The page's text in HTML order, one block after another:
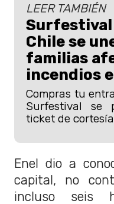
LEER TAMBIÉN
Surfestival
Chile se
familias
incendios
Compras tu
Surfestival se
ticket de
Enel dio a
capital, no
incluso seis